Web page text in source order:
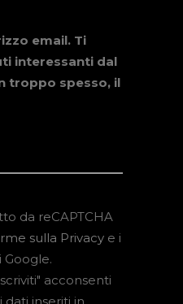
email. Ti
interessanti dal
troppo spesso, il
da reCAPTCHA
sulla Privacy e i
Google.
acconsenti
inseriti in